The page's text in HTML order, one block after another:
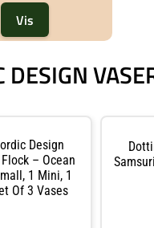
DESIGN
Design
– Ocean
1 Mini, 1
Of 3 Vases